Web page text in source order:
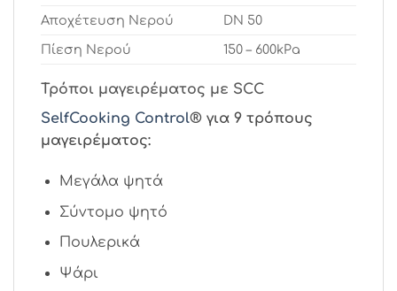
Αποχέτευση Νερού DN 50
Πίεση Νερού 150 – 600kPa
Τρόποι μαγειρέματος με SCC
SelfCooking Control® για 9 τρόπους
μαγειρέματος:
Μεγάλα ψητά
Σύντομο ψητό
Πουλερικά
Ψάρι